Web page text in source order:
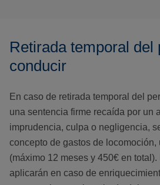
Retirada temporal del
conducir
En caso de retirada temporal del
una sentencia firme recaída por un
imprudencia, culpa o negligencia,
concepto de gastos de
(máximo 12 meses y 450€ en
aplicarán en caso de